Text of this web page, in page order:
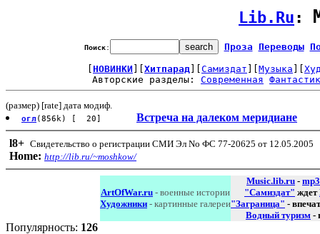
Lib.Ru :
Поиск: Проза Переводы
НОВИНКИ Хитпарад Самиздат Музыка
Авторские разделы: Современная
(размер) [rate] дата модиф.
огл (856k) [ 20] Встреча на далеком меридиане
l8+ Свидетельство о регистрации СМИ Эл No ФС 77-20625 от 12.05.2005
Home: http://lib.ru/~moshkow/
ArtOfWar.ru - военные истории
Художники - картинные галереи
Music.lib.ru - mp3
"Самиздат" ждет
"Заграница" -
Водный туризм -
Популярность: 126